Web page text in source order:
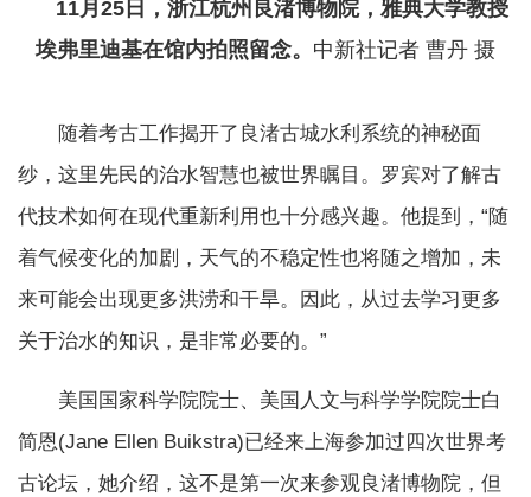
11月25日，浙江杭州良渚博物院，雅典大学教授
埃弗里迪基在馆内拍照留念。 中新社记者 曹丹 摄
随着考古工作揭开了良渚古城水利系统的神秘面
纱，这里先民的治水智慧也被世界瞩目。罗宾对了解古
代技术如何在现代重新利用也十分感兴趣。他提到，“随
着气候变化的加剧，天气的不稳定性也将随之增加，未
来可能会出现更多洪涝和干旱。因此，从过去学习更多
关于治水的知识，是非常必要的。”
美国国家科学院院士、美国人文与科学学院院士白
简恩(Jane Ellen Buikstra)已经来上海参加过四次世界考
古论坛，她介绍，这不是第一次来参观良渚博物院，但